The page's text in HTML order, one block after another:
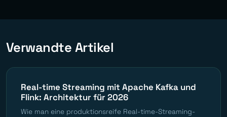
Verwandte Artikel
Real-time Streaming mit Apache Kafka und
Flink: Architektur für 2026
Wie man eine produktionsreife Real-time-Streaming-